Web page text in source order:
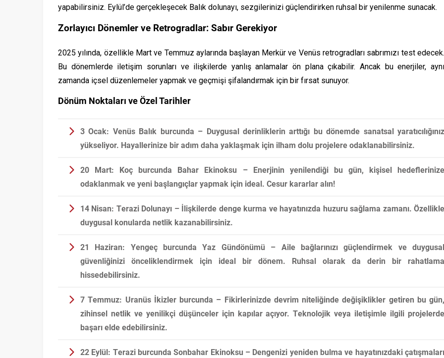
yapabilirsiniz. Eylül’de gerçekleşecek Balık dolunayı, sezgilerinizi güçlendirirken ruhsal bir yenilenme sunacak.
Zorlayıcı Dönemler ve Retrogradlar: Sabır Gerekiyor
2025 yılında, özellikle Mart ve Temmuz aylarında başlayan Merkür ve Venüs retrogradları sabrımızı test edecek.
Bu dönemlerde iletişim sorunları ve ilişkilerde yanlış anlamalar ön plana çıkabilir. Ancak bu enerjiler, aynı
zamanda içsel düzenlemeler yapmak ve geçmişi şifalandırmak için bir fırsat sunuyor.
Dönüm Noktaları ve Özel Tarihler
3 Ocak: Venüs Balık burcunda – Duygusal derinliklerin arttığı bu dönemde sanatsal
yükseliyor. Hayallerinize bir adım daha yaklaşmak için ilham dolu projelere odaklanabilirsiniz.
20 Mart: Koç burcunda Bahar Ekinoksu – Enerjinin yenilendiği bu gün, kişisel
odaklanmak ve yeni başlangıçlar yapmak için ideal. Cesur kararlar alın!
14 Nisan: Terazi Dolunayı – İlişkilerde denge kurma ve hayatınızda huzuru sağlama zamanı.
duygusal konularda netlik kazanabilirsiniz.
21 Haziran: Yengeç burcunda Yaz Gündönümü – Aile bağlarınızı güçlendirmek ve
güvenliğinizi önceliklendirmek için ideal bir dönem. Ruhsal olarak da derin bir rahatlama
hissedebilirsiniz.
7 Temmuz: Uranüs İkizler burcunda – Fikirlerinizde devrim niteliğinde değişiklikler getiren bu gün,
zihinsel netlik ve yenilikçi düşünceler için kapılar açıyor. Teknolojik veya iletişimle ilgili projelerde
başarı elde edebilirsiniz.
22 Eylül: Terazi burcunda Sonbahar Ekinoksu – Dengenizi yeniden bulma ve hayatınızdaki